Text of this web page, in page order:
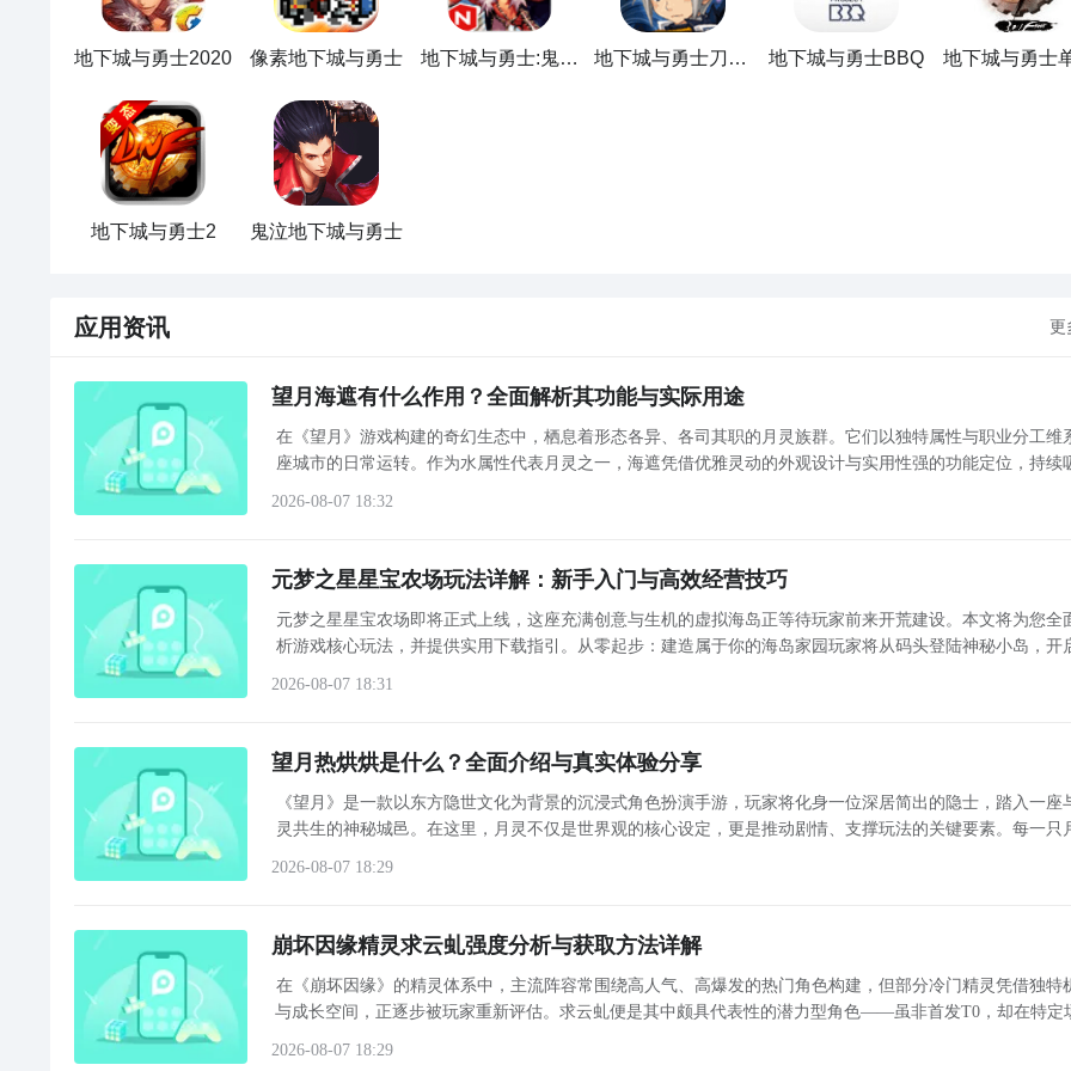
方法一： 关注九游地下城与勇士：放置RPG大事件
步骤2： 关注大事件列表，每次地下城与勇士：放置RPG测试的时间都会最新发布，这是九游独家的哦；
方法二： 下载九游APP，订阅地下城与勇士：放置RPG的开测提醒
九游客户端
最直接的方法就是到九游APP进行下载，九游APP提供海量的精品游戏下载
在九游客户端搜索栏中输入地下城与勇士：放置RPG进行搜索，点击进入到游戏专区中，如图所示：如图所示，这样你
好了，小编为大家大家提供了这两种教程是下载地下城与勇士：放置RPG最为直接方法哦，不知道大家有没有清楚的知
地下城与勇士2020 像素地下城与勇士 地下城与勇士:鬼剑士 地下城与勇士刀锋骑士 地下城与勇士BBQ 地下城与勇士
地下城与勇士2 鬼泣地下城与勇士
应用资讯 更
望月海遮有什么作用？全面解析其功能与实际用途
在《望月》游戏构建的奇幻生态中，栖息着形态各异、各司其职的月灵族群。它们以独特属性与职业分工维
座城市的日常运转。作为水属性代表月灵之一，海遮凭借优雅灵动的外观设计与实用性强的功能定位，持续
2026-08-07 18:32
元梦之星星宝农场玩法详解：新手入门与高效经营技巧
元梦之星星宝农场即将正式上线，这座充满创意与生机的虚拟海岛正等待玩家前来开荒建设。本文将为您全
析游戏核心玩法，并提供实用下载指引。从零起步：建造属于你的海岛家园玩家将从码头登陆神秘小岛，开
2026-08-07 18:31
望月热烘烘是什么？全面介绍与真实体验分享
《望月》是一款以东方隐世文化为背景的沉浸式角色扮演手游，玩家将化身一位深居简出的隐士，踏入一座
灵共生的神秘城邑。在这里，月灵不仅是世界观的核心设定，更是推动剧情、支撑玩法的关键要素。每一只
2026-08-07 18:29
崩坏因缘精灵求云虬强度分析与获取方法详解
在《崩坏因缘》的精灵体系中，主流阵容常围绕高人气、高爆发的热门角色构建，但部分冷门精灵凭借独特
与成长空间，正逐步被玩家重新评估。求云虬便是其中颇具代表性的潜力型角色——虽非首发T0，却在特定
2026-08-07 18:29